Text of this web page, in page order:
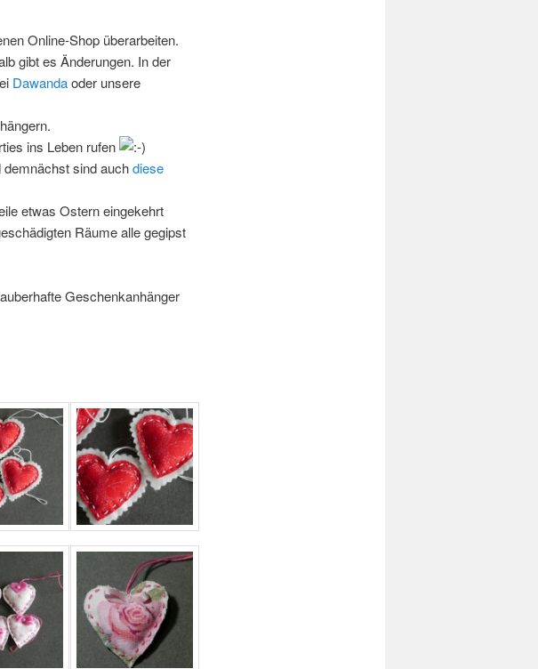
Online-Shop überarbeiten.
gibt es Änderungen. In der
Dawandaoder unsere
ins Leben rufen
demnächst sind auchdiese
etwas Ostern eingekehrt
Räume alle gegipst
Geschenkanhänger